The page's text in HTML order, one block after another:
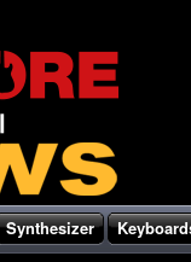
Synthesizer